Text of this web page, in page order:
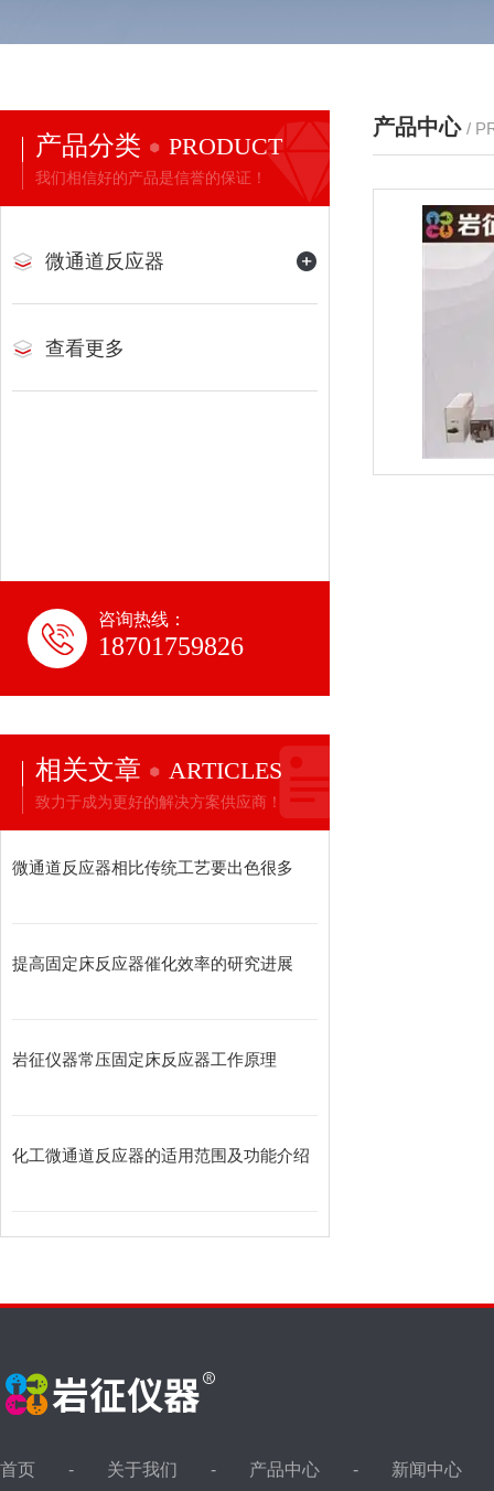
产品分类 PRODUCT
我们相信好的产品是信誉的保证！
微通道反应器
查看更多
咨询热线：
18701759826
相关文章 ARTICLES
致力于成为更好的解决方案供应商！
微通道反应器相比传统工艺要出色很多
提高固定床反应器催化效率的研究进展
岩征仪器常压固定床反应器工作原理
化工微通道反应器的适用范围及功能介绍
产品中心 /
首页 关于我们 产品中心 新闻中心